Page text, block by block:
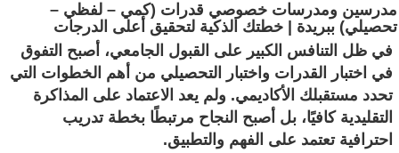
مدرسين ومدرسات خصوصي قدرات (كمي – لفظي –
تحصيلي) ببريدة | خطتك الذكية لتحقيق أعلى الدرجات
في ظل التنافس الكبير على القبول الجامعي، أصبح التفوق
في اختبار القدرات واختبار التحصيلي من أهم الخطوات التي
تحدد مستقبلك الأكاديمي. ولم يعد الاعتماد على المذاكرة
التقليدية كافيًا، بل أصبح النجاح مرتبطًا بخطة تدريب
احترافية تعتمد على الفهم والتطبيق.